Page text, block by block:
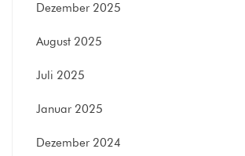
Dezember 2025
August 2025
Juli 2025
Januar 2025
Dezember 2024